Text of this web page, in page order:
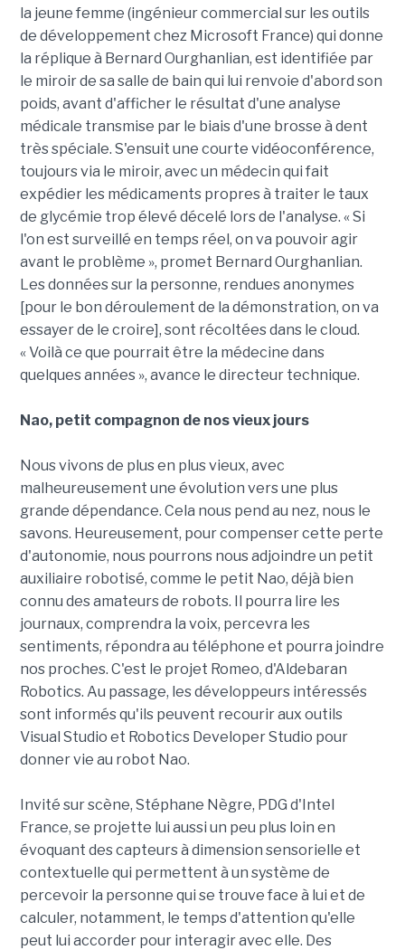
la jeune femme (ingénieur commercial sur les outils
de développement chez Microsoft France) qui donne
la réplique à Bernard Ourghanlian, est identifiée par
le miroir de sa salle de bain qui lui renvoie d'abord son
poids, avant d'afficher le résultat d'une analyse
médicale transmise par le biais d'une brosse à dent
très spéciale. S'ensuit une courte vidéoconférence,
toujours via le miroir, avec un médecin qui fait
expédier les médicaments propres à traiter le taux
de glycémie trop élevé décelé lors de l'analyse. « Si
l'on est surveillé en temps réel, on va pouvoir agir
avant le problème », promet Bernard Ourghanlian.
Les données sur la personne, rendues anonymes
[pour le bon déroulement de la démonstration, on va
essayer de le croire], sont récoltées dans le cloud.
« Voilà ce que pourrait être la médecine dans
quelques années », avance le directeur technique.
Nao, petit compagnon de nos vieux jours
Nous vivons de plus en plus vieux, avec
malheureusement une évolution vers une plus
grande dépendance. Cela nous pend au nez, nous le
savons. Heureusement, pour compenser cette perte
d'autonomie, nous pourrons nous adjoindre un petit
auxiliaire robotisé, comme le petit Nao, déjà bien
connu des amateurs de robots. Il pourra lire les
journaux, comprendra la voix, percevra les
sentiments, répondra au téléphone et pourra joindre
nos proches. C'est le projet Romeo, d'Aldebaran
Robotics. Au passage, les développeurs intéressés
sont informés qu'ils peuvent recourir aux outils
Visual Studio et Robotics Developer Studio pour
donner vie au robot Nao.
Invité sur scène, Stéphane Nègre, PDG d'Intel
France, se projette lui aussi un peu plus loin en
évoquant des capteurs à dimension sensorielle et
contextuelle qui permettent à un système de
percevoir la personne qui se trouve face à lui et de
calculer, notamment, le temps d'attention qu'elle
peut lui accorder pour interagir avec elle. Des